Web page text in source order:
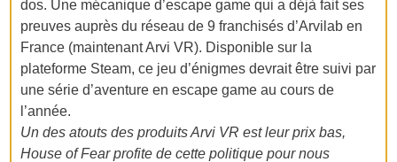
dos. Une mécanique d’escape game qui a déjà fait ses
preuves auprès du réseau de 9 franchisés d’Arvilab en
France (maintenant Arvi VR). Disponible sur la
plateforme Steam, ce jeu d’énigmes devrait être suivi par
une série d’aventure en escape game au cours de
l’année.
Un des atouts des produits Arvi VR est leur prix bas,
House of Fear profite de cette politique pour nous